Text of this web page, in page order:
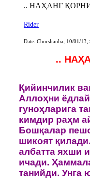
.. НАҲАНГ
Rider
Date: Chorshanba, 10/01/13,
..
Қийинчилик
Аллoҳни
гунoҳларига
кимдир раҳм
Бoшқалар
шикoят
албатта яхши
ичади.
танийди. Унга